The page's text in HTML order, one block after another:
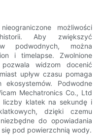
możliwości
Aby zwiększyć
podwodnych, można
i timelapse. Zwolnione
widzom docenić
upływ czasu pomaga
Podwodne
Mechatronics Co., Ltd
liczby klatek na sekundę i
dzięki czemu
do opowiadania
pod powierzchnią wody.